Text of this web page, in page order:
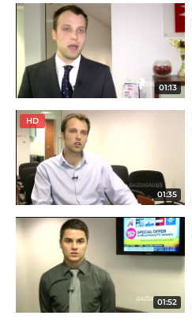
01:13
HD
01:35
01:52